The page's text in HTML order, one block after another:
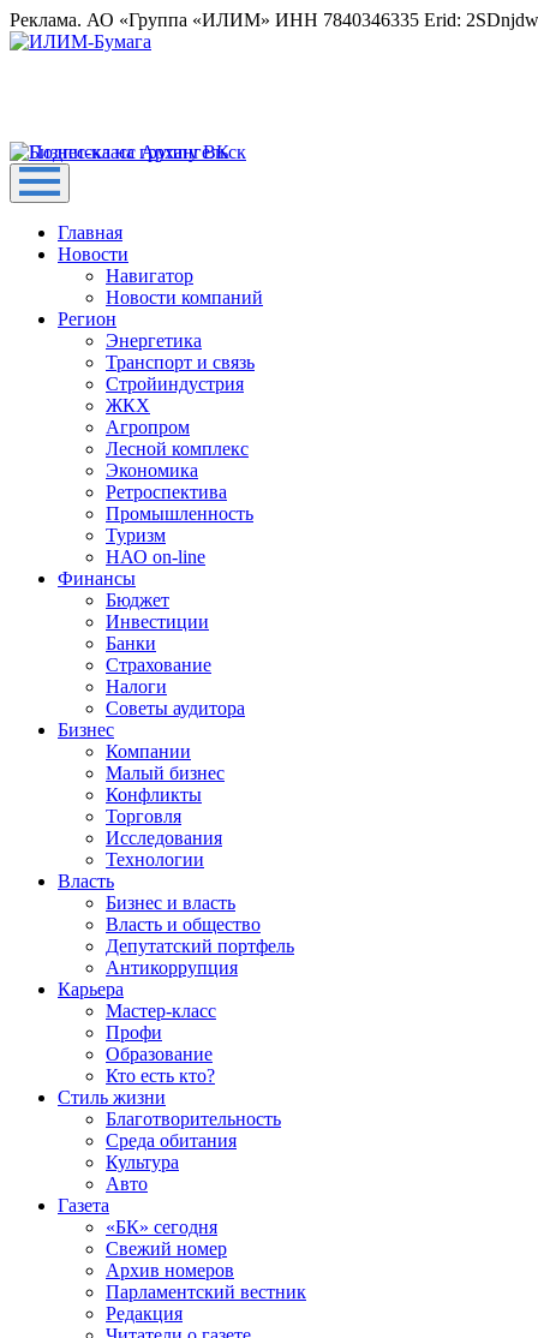
Реклама. АО «Группа «ИЛИМ» ИНН 7840346335 Erid:
Главная
Новости
Навигатор
Новости компаний
Регион
Энергетика
Транспорт и связь
Стройиндустрия
ЖКХ
Агропром
Лесной комплекс
Экономика
Ретроспектива
Промышленность
Туризм
НАО on-line
Финансы
Бюджет
Инвестиции
Банки
Страхование
Налоги
Советы аудитора
Бизнес
Компании
Малый бизнес
Конфликты
Торговля
Исследования
Технологии
Власть
Бизнес и власть
Власть и общество
Депутатский портфель
Антикоррупция
Карьера
Мастер-класс
Профи
Образование
Кто есть кто?
Стиль жизни
Благотворительность
Среда обитания
Культура
Авто
Газета
«БК» сегодня
Свежий номер
Архив номеров
Парламентский вестник
Редакция